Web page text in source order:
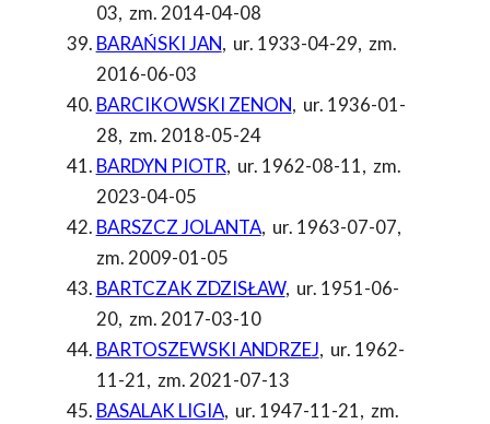
03, zm. 2014-04-08
BARAŃSKI JAN, ur. 1933-04-29, zm.
2016-06-03
BARCIKOWSKI ZENON, ur. 1936-01-
28, zm. 2018-05-24
BARDYN PIOTR, ur. 1962-08-11, zm.
2023-04-05
BARSZCZ JOLANTA, ur. 1963-07-07,
zm. 2009-01-05
BARTCZAK ZDZISŁAW, ur. 1951-06-
20, zm. 2017-03-10
BARTOSZEWSKI ANDRZEJ, ur. 1962-
11-21, zm. 2021-07-13
BASALAK LIGIA, ur. 1947-11-21, zm.